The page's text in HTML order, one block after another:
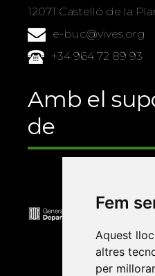
Fem
Aquest
altres
per
12071 Castelló de la
e-buc@vives.org
+34 964 72 89 93
Amb el
de